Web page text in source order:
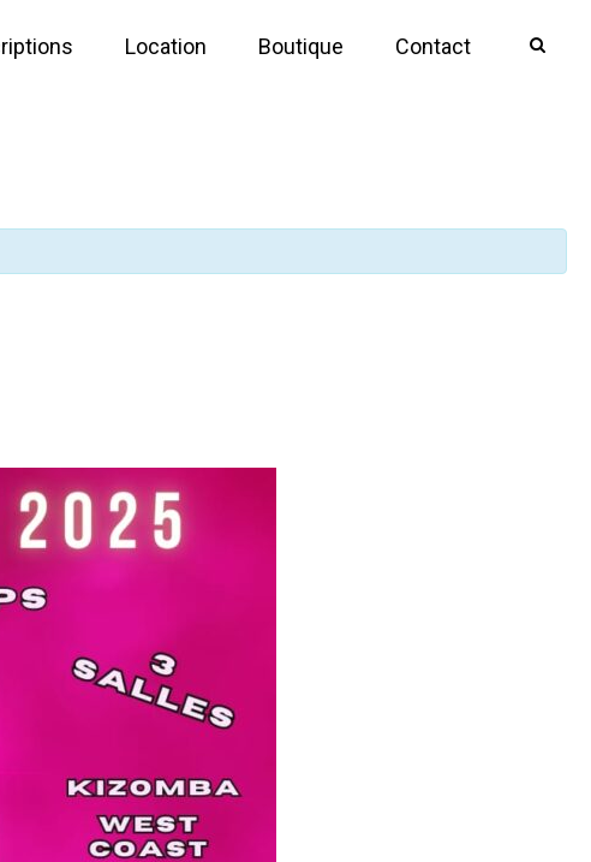
Location Boutique Contact